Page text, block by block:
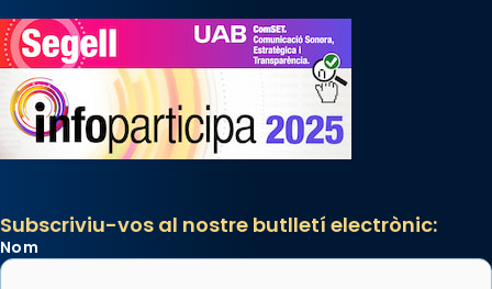
Subscriviu-vos al nostre butlletí electrònic:
Nom